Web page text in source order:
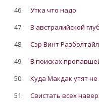
46.
Утка что надо
47.
В австралийской
48.
Сэр Винт
49.
В поисках
50.
Куда Макдак утят не
51.
Свистать всех